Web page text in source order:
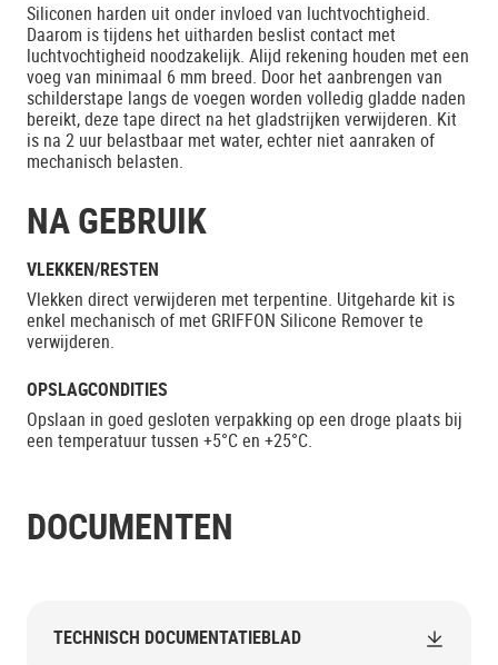
Siliconen harden uit onder invloed van luchtvochtigheid.
Daarom is tijdens het uitharden beslist contact met
luchtvochtigheid noodzakelijk. Alijd rekening houden met een
voeg van minimaal 6 mm breed. Door het aanbrengen van
schilderstape langs de voegen worden volledig gladde naden
bereikt, deze tape direct na het gladstrijken verwijderen. Kit
is na 2 uur belastbaar met water, echter niet aanraken of
mechanisch belasten.
NA GEBRUIK
VLEKKEN/RESTEN
Vlekken direct verwijderen met terpentine. Uitgeharde kit is
enkel mechanisch of met GRIFFON Silicone Remover te
verwijderen.
OPSLAGCONDITIES
Opslaan in goed gesloten verpakking op een droge plaats bij
een temperatuur tussen +5°C en +25°C.
DOCUMENTEN
TECHNISCH DOCUMENTATIEBLAD